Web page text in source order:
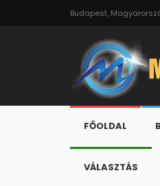
Budapest,
FŐOLDAL
VÁLASZTÁS